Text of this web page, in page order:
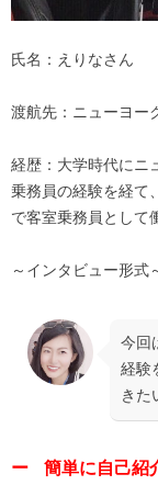
氏名：えりなさん
渡航先：ニューヨー
経歴：大学時代にニ
乗務員の経験を経て
で客室乗務員として
～インタビュー形式
今回
経験
きた
ー 簡単に自己紹